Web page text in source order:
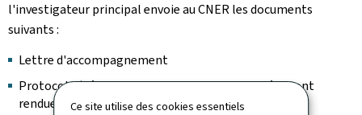
Ce site utilise des cookies essentiels
l'investigateur principal envoie au CNER les documents
suivants :
Lettre d'accompagnement
Protocole (décrivant bien comment les données sont
rendues anonymes)